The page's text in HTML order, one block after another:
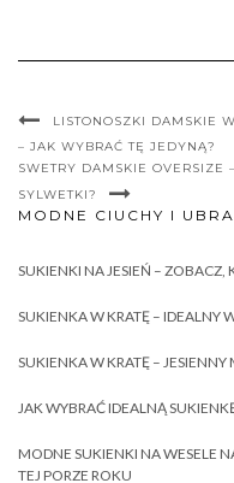
LISTONOSZKI DAMSKIE
– JAK WYBRAĆ TĘ JEDYNĄ?
SWETRY DAMSKIE OVERSIZE
SYLWETKI?
MODNE CIUCHY I
SUKIENKI NA JESIEŃ – ZOBACZ,
SUKIENKA W KRATĘ – IDEALNY
SUKIENKA W KRATĘ – JESIENNY
JAK WYBRAĆ IDEALNĄ
MODNE SUKIENKI NA WESELE
TEJ PORZE ROKU